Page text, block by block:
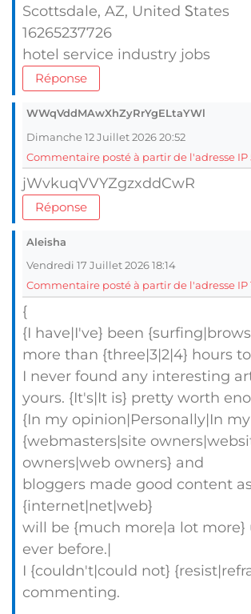
Scottsdale, AZ, United Ꮪtates
16265237726
hotel service industry jobs
Réponse
WWqVddMAwXhZyRrYgELtaYWl
Dimanche 12 Juillet 2026 20:52
Commentaire posté à partir de l'adresse IP
jWvkuqVVYZgzxddCwR
Réponse
Aleisha
Vendredi 17 Juillet 2026 18:14
Commentaire posté à partir de l'adresse IP
{
{I have|I've} been
more than {three|3|2|4} hours
I never found any interesting
yours. {It's|It is} pretty worth
{In my opinion|Personally|In
{webmasters|site
owners|web owners} and
bloggers made good content
{internet|net|web}
will be {much more|a lot more}
ever before.|
I {couldn't|could not}
commenting.